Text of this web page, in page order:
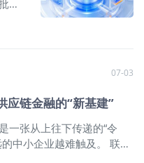
台短板凸显，行业亟需全新
传统结算平台两大核心瓶
动化风控缺
块
链
营
办
吨二
量
账
核
词
命
。
07-03
应链金融的“新基建”
一张从上往下传递的“令
中小企业越难触及。 联易